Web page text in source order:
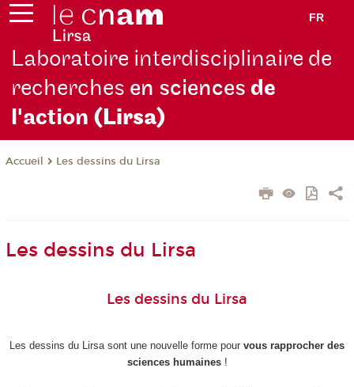
FR
Laboratoire interdisciplinaire de
recherches en sciencesde
l'action (Lirsa)
Accueil Les dessins du Lirsa
Les dessins du Lirsa
Les dessins du Lirsa
Les dessins du Lirsa sont une nouvelle forme pour vous rapprocher des
sciences humaines!